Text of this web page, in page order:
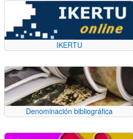
IKERTU
Denominación bibliográfica